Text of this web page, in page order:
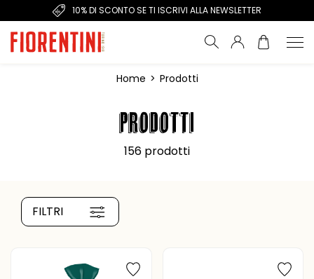
SPEDIZIONE GRATUITA SOPRA 39€ DI SPESA
Home > Prodotti
PRODOTTI
156 prodotti
FILTRI
PASTI SPUNTINO